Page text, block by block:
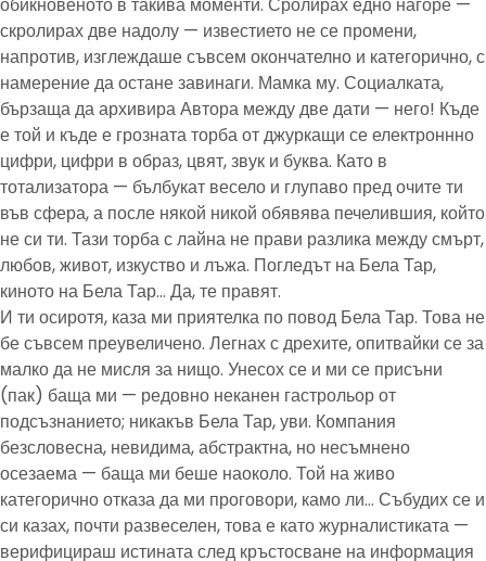
скролирах две надолу — известието не се промени,
напротив, изглеждаше съвсем окончателно и категорично, с
намерение да остане завинаги. Мамка му. Социалката,
бързаща да архивира Автора между две дати — него! Къде
е той и къде е грозната торба от джуркащи се електроннно
цифри, цифри в образ, цвят, звук и буква. Като в
тотализатора — бълбукат весело и глупаво пред очите ти
във сфера, а после някой никой обявява печелившия, който
не си ти. Тази торба с лайна не прави разлика между смърт,
любов, живот, изкуство и лъжа. Погледът на Бела Тар,
киното на Бела Тар… Да, те правят.
И ти осиротя, каза ми приятелка по повод Бела Тар. Това не
бе съвсем преувеличено. Легнах с дрехите, опитвайки се за
малко да не мисля за нищо. Унесох се и ми се присъни
(пак) баща ми — редовно неканен гастрольор от
подсъзнанието; никакъв Бела Тар, уви. Компания
безсловесна, невидима, абстрактна, но несъмнено
осезаема — баща ми беше наоколо. Той на живо
категорично отказа да ми проговори, камо ли… Събудих се и
си казах, почти развеселен, това е като журналистиката —
верифицираш истината след кръстосване на информация